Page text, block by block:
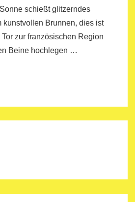
schießt glitzerndes
kunstvollen Brunnen, dies ist
zur französischen Region
Beine hochlegen …